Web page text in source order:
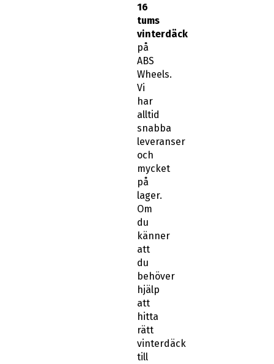
16
tums
vinterdäck
på
ABS
Wheels.
Vi
har
alltid
snabba
leveranser
och
mycket
på
lager.
Om
du
känner
att
du
behöver
hjälp
att
hitta
rätt
vinterdäck
till